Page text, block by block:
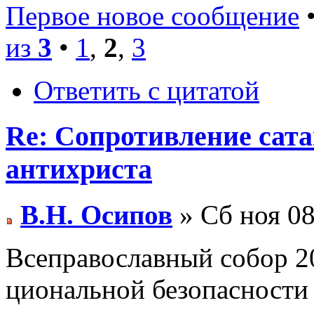
Первое новое сообщение
из 3 • 1, 2, 3
Ответить с цитатой
Re: Сопротивление
антихриста
В.Н. Осипов » Сб ноя
Всеправославный собор
циональной безопасности